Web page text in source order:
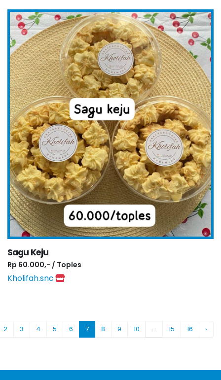
Sagu Keju
Rp 60.000,- / Toples
Kholifah.snc
2 3 4 5 6 7 8 9 10 ... 15 16 ›